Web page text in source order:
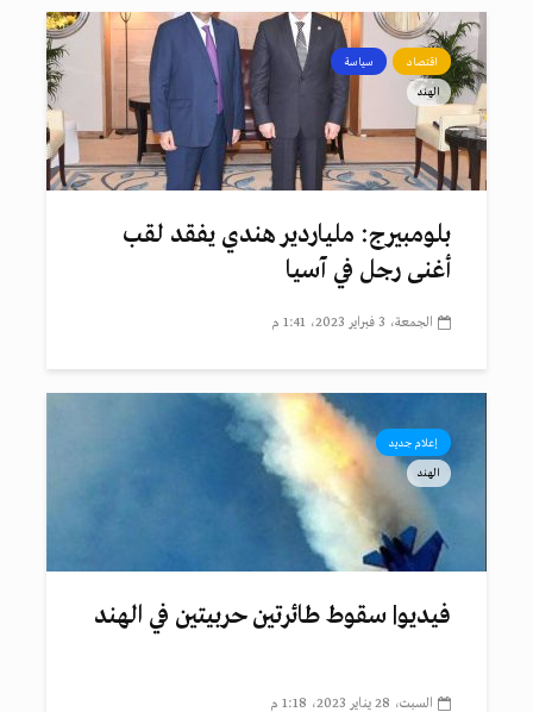
اقتصاد سياسة
الهند
بلومبيرج: ملياردير هندي يفقد لقب
أغنى رجل في آسيا
الجمعة، 3 فبراير 2023، 1:41 م
إعلام جديد
الهند
فيديو| سقوط طائرتين حربيتين في الهند
السبت، 28 يناير 2023، 1:18 م